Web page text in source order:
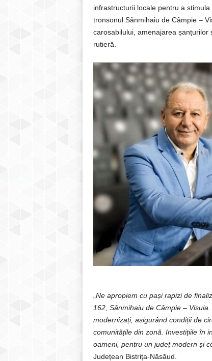
infrastructurii locale pentru a
tronsonul Sânmihaiu de Câmpie –
carosabilului, amenajarea
rutieră.
Ne apropiem cu pași rapizi de
162, Sânmihaiu de Câmpie – Visuia.
modernizați, asigurând condiții de
comunitățile din zonă. Investițiile în
oameni, pentru un județ modern și
Județean Bistrița-Năsăud.